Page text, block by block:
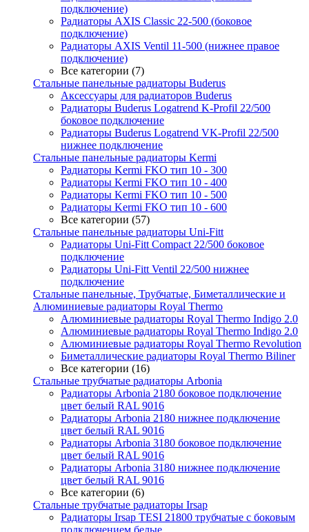
подключение)
Радиаторы AXIS Classic 22-500 (боковое
подключение)
Радиаторы AXIS Ventil 11-500 (нижнее правое
подключение)
Все категории (7)
Стальные панельные радиаторы Buderus
Аксессуары для радиаторов Buderus
Радиаторы Buderus Logatrend K-Profil 22/500
боковое подключение
Радиаторы Buderus Logatrend VK-Profil 22/500
нижнее подключение
Стальные панельные радиаторы Kermi
Радиаторы Kermi FKO тип 10 - 300
Радиаторы Kermi FKO тип 10 - 400
Радиаторы Kermi FKO тип 10 - 500
Радиаторы Kermi FKO тип 10 - 600
Все категории (57)
Стальные панельные радиаторы Uni-Fitt
Радиаторы Uni-Fitt Compact 22/500 боковое
подключение
Радиаторы Uni-Fitt Ventil 22/500 нижнее
подключение
Стальные панельные, Трубчатые, Биметаллические и
Алюминиевые радиаторы Royal Thermo
Алюминиевые радиаторы Royal Thermo Indigo 2.0
Алюминиевые радиаторы Royal Thermo Indigo 2.0
Алюминиевые радиаторы Royal Thermo Revolution
Биметаллические радиаторы Royal Thermo Biliner
Все категории (16)
Стальные трубчатые радиаторы Arbonia
Радиаторы Arbonia 2180 боковое подключение
цвет белый RAL 9016
Радиаторы Arbonia 2180 нижнее подключение
цвет белый RAL 9016
Радиаторы Arbonia 3180 боковое подключение
цвет белый RAL 9016
Радиаторы Arbonia 3180 нижнее подключение
цвет белый RAL 9016
Все категории (6)
Стальные трубчатые радиаторы Irsap
Радиаторы Irsap TESI 21800 трубчатые с боковым
подключением белые